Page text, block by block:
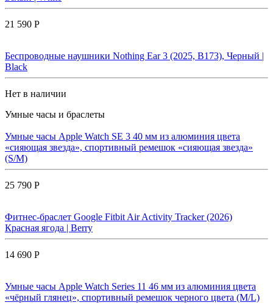
21 590 Р
Беспроводные наушники Nothing Ear 3 (2025, B173), Черный |
Black
Нет в наличии
Умные часы и браслеты
Умные часы Apple Watch SE 3 40 мм из алюминия цвета
«сияющая звезда», спортивный ремешок «сияющая звезда»
(S/M)
25 790 Р
Фитнес-браслет Google Fitbit Air Activity Tracker (2026)
Красная ягода | Berry
14 690 Р
Умные часы Apple Watch Series 11 46 мм из алюминия цвета
«чёрный глянец», спортивный ремешок черного цвета (M/L)